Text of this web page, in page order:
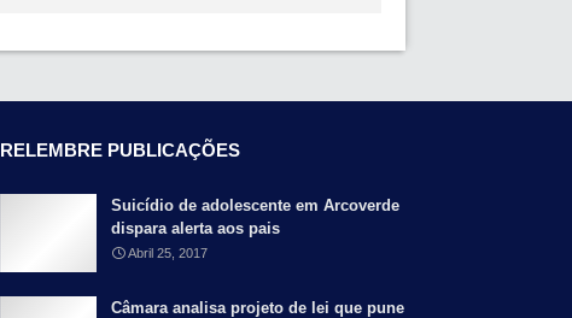
RELEMBRE PUBLICAÇÕES
Suicídio de adolescente em Arcoverde
dispara alerta aos pais
Abril 25, 2017
Câmara analisa projeto de lei que pune